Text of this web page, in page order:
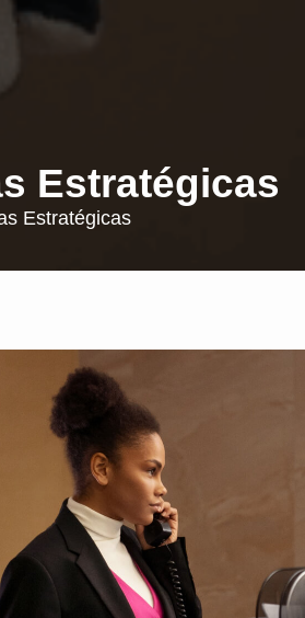
Estratégicas
Estratégicas